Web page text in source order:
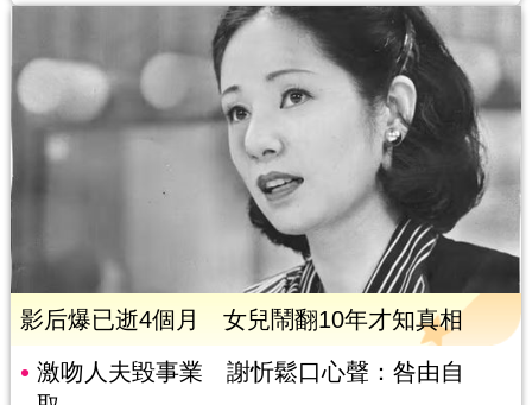
影后爆已逝4個月 女兒鬧翻10年才知真相
激吻人夫毀事業 謝忻鬆口心聲：咎由自